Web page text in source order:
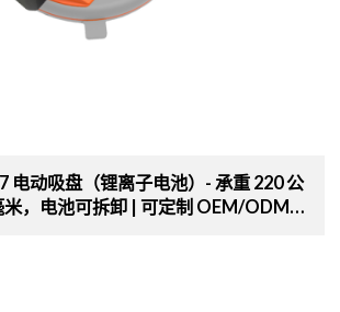
电动吸盘（锂离子电池）- 承重 220 公
米，电池可拆卸 | 可定制 OEM/ODM